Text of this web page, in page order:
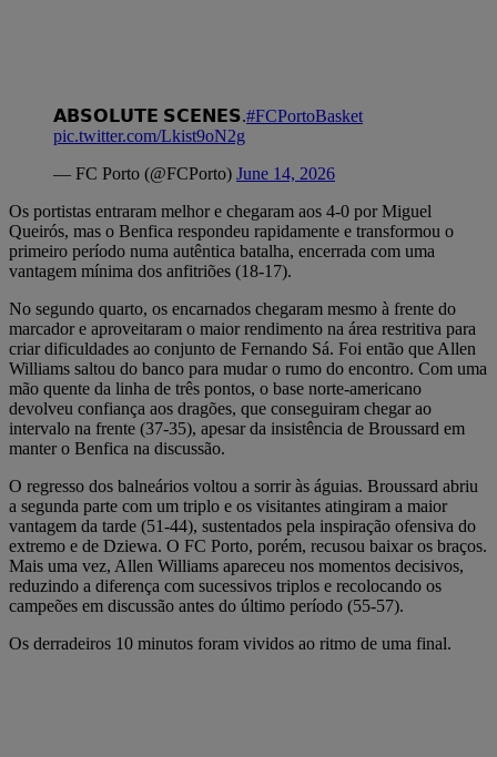
𝗔𝗕𝗦𝗢𝗟𝗨𝗧𝗘 𝗦𝗖𝗘𝗡𝗘𝗦.#FCPortoBasket
pic.twitter.com/Lkist9oN2g
— FC Porto (@FCPorto) June 14, 2026
Os portistas entraram melhor e chegaram aos 4-0 por Miguel
Queirós, mas o Benfica respondeu rapidamente e transformou o
primeiro período numa autêntica batalha, encerrada com uma
vantagem mínima dos anfitriões (18-17).
No segundo quarto, os encarnados chegaram mesmo à frente do
marcador e aproveitaram o maior rendimento na área restritiva para
criar dificuldades ao conjunto de Fernando Sá. Foi então que Allen
Williams saltou do banco para mudar o rumo do encontro. Com uma
mão quente da linha de três pontos, o base norte-americano
devolveu confiança aos dragões, que conseguiram chegar ao
intervalo na frente (37-35), apesar da insistência de Broussard em
manter o Benfica na discussão.
O regresso dos balneários voltou a sorrir às águias. Broussard abriu
a segunda parte com um triplo e os visitantes atingiram a maior
vantagem da tarde (51-44), sustentados pela inspiração ofensiva do
extremo e de Dziewa. O FC Porto, porém, recusou baixar os braços.
Mais uma vez, Allen Williams apareceu nos momentos decisivos,
reduzindo a diferença com sucessivos triplos e recolocando os
campeões em discussão antes do último período (55-57).
Os derradeiros 10 minutos foram vividos ao ritmo de uma final.